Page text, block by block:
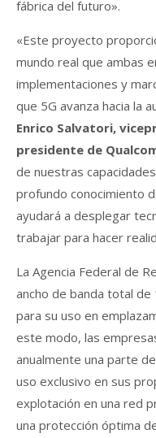
fábrica del futuro».
«Este proyecto
mundo real que ambas
implementaciones y
que 5G avanza hacia la
Enrico Salvatori,
presidente de
de nuestras
profundo conocimiento
ayudará a desplegar
trabajar para hacer
La Agencia Federal de
ancho de banda total
para su uso en
este modo, las
anualmente una parte
uso exclusivo en sus
explotación en una red
una protección óptima